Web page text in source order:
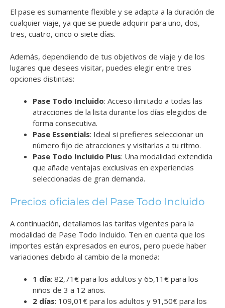
El pase es sumamente flexible y se adapta a la duración de
cualquier viaje, ya que se puede adquirir para uno, dos,
tres, cuatro, cinco o siete días.
Además, dependiendo de tus objetivos de viaje y de los
lugares que desees visitar, puedes elegir entre tres
opciones distintas:
Pase Todo Incluido: Acceso ilimitado a todas las
atracciones de la lista durante los días elegidos de
forma consecutiva.
Pase Essentials: Ideal si prefieres seleccionar un
número fijo de atracciones y visitarlas a tu ritmo.
Pase Todo Incluido Plus: Una modalidad extendida
que añade ventajas exclusivas en experiencias
seleccionadas de gran demanda.
Precios oficiales del Pase Todo Incluido
A continuación, detallamos las tarifas vigentes para la
modalidad de Pase Todo Incluido. Ten en cuenta que los
importes están expresados en euros, pero puede haber
variaciones debido al cambio de la moneda:
1 día: 82,71€ para los adultos y 65,11€ para los
niños de 3 a 12 años.
2 días: 109,01€ para los adultos y 91,50€ para los